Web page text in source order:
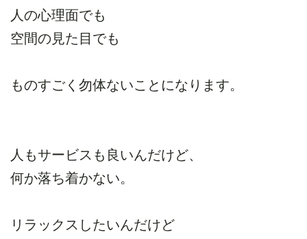
人の心理面でも
空間の見た目でも
ものすごく勿体ないことになります。
人もサービスも良いんだけど、
何か落ち着かない。
リラックスしたいんだけど